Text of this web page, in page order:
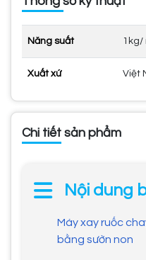
Năng suất 1kg/
Xuất xứ Việt
Chi tiết sản phẩm
Nội dung
Máy xay ruốc
bằng sườn non